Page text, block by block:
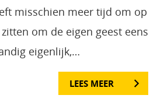
misschien meer tijd om op
om de eigen geest eens
eigenlijk,…
LEES MEER